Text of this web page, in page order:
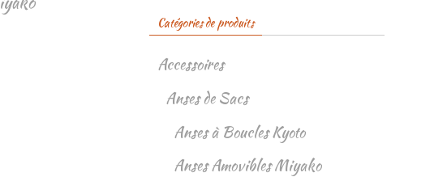
Catégories de produits
Accessoires
Anses de Sacs
Anses à Boucles Kyoto
Anses Amovibles Miyako